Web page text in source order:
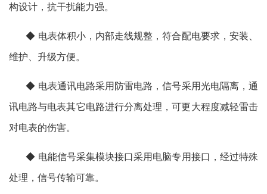
构设计，抗干扰能力强。
◆ 电表体积小，内部走线规整，符合配电要求，安装、
维护、升级方便。
◆ 电表通讯电路采用防雷电路，信号采用光电隔离，通
讯电路与电表其它电路进行分离处理，可更大程度减轻雷击
对电表的伤害。
◆ 电能信号采集模块接口采用电脑专用接口，经过特殊
处理，信号传输可靠。